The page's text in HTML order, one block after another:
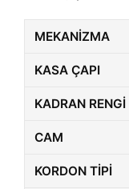
MEKANIZMA
KASA ÇAPI
KADRAN RENGI
CAM
KORDON TIPI